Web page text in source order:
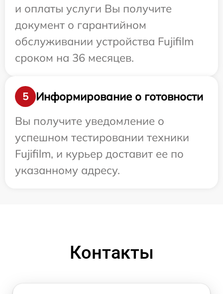
и оплаты услуги Вы получите
документ о гарантийном
обслуживании устройства Fujifilm
сроком на 36 месяцев.
5
Информирование о готовности
Вы получите уведомление о
успешном тестировании техники
Fujifilm, и курьер доставит ее по
указанному адресу.
Контакты